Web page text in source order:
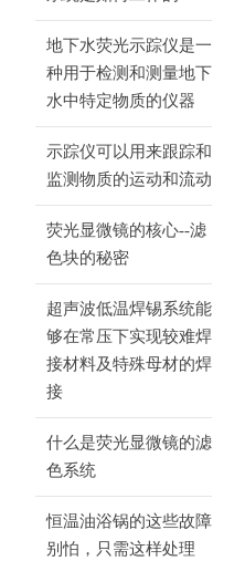
地下水荧光示踪仪是一
种用于检测和测量地下
水中特定物质的仪器
示踪仪可以用来跟踪和
监测物质的运动和流动
荧光显微镜的核心--滤
色块的秘密
超声波低温焊锡系统能
够在常压下实现较难焊
接材料及特殊母材的焊
接
什么是荧光显微镜的滤
色系统
恒温油浴锅的这些故障
别怕，只需这样处理